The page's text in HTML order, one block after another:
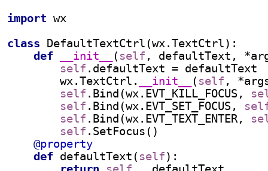
import wx
class
DefaultTextCtrl(wx.TextCtrl):
def
__init__ ( self , defaultText,
self .defaultText = defaultText
        wx.TextCtrl.
__init__ ( self ,
self .Bind(wx.EVT_KILL_FOCUS,
self .Bind(wx.EVT_SET_FOCUS,
self .Bind(wx.EVT_TEXT_ENTER,
self .SetFocus()
@property
def defaultText( self):